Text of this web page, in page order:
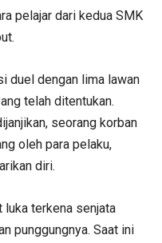
pelajar dari kedua SMK
duel dengan lima lawan
telah ditentukan.
seorang korban
oleh para pelaku,
diri.
luka terkena senjata
punggungnya. Saat ini